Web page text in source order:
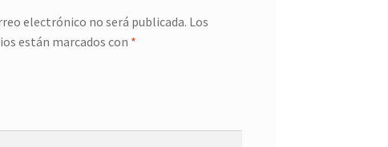
electrónico no será publicada. Los
están marcados con *